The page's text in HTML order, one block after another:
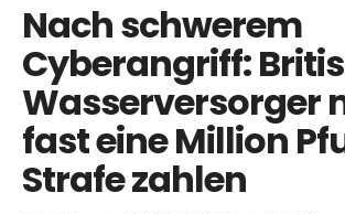
Nach schwerem
Cyberangriff:
Wasserversorger
fast eine Million
Strafe zahlen